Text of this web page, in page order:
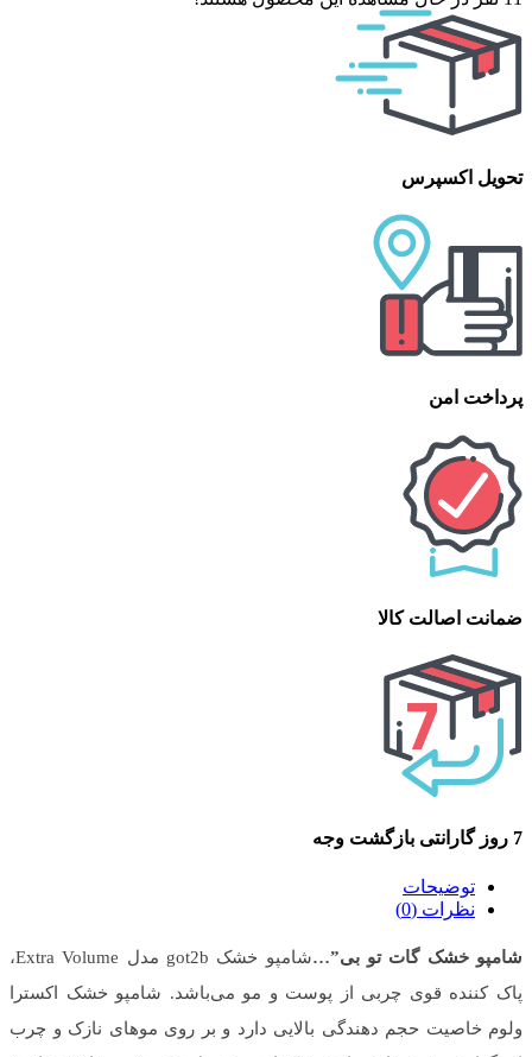
تحویل اکسپرس
پرداخت امن
ضمانت اصالت کالا
7 روز گارانتی بازگشت وجه
توضیحات
نظرات (0)
شامپو خشک گات تو بی”…
شامپو خشک got2b مدل Extra Volume،
پاک کننده قوی چربی از پوست و مو می‌باشد. شامپو خشک اکسترا
ولوم خاصیت حجم دهندگی بالایی دارد و بر روی موهای نازک و چرب